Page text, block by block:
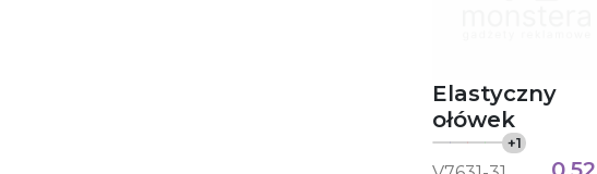
Elastyczny
ołówek
+1